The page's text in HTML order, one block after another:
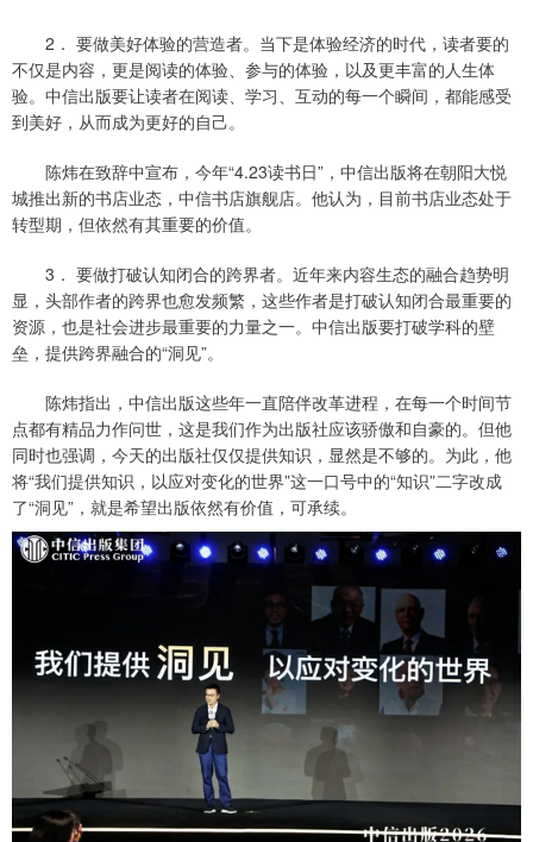
2． 要做美好体验的营造者。当下是体验经济的时代，读者要的
不仅是内容，更是阅读的体验、参与的体验，以及更丰富的人生体
验。中信出版要让读者在阅读、学习、互动的每一个瞬间，都能感受
到美好，从而成为更好的自己。
陈炜在致辞中宣布，今年“4.23读书日”，中信出版将在朝阳大悦
城推出新的书店业态，中信书店旗舰店。他认为，目前书店业态处于
转型期，但依然有其重要的价值。
3． 要做打破认知闭合的跨界者。近年来内容生态的融合趋势明
显，头部作者的跨界也愈发频繁，这些作者是打破认知闭合最重要的
资源，也是社会进步最重要的力量之一。中信出版要打破学科的壁
垒，提供跨界融合的“洞见”。
陈炜指出，中信出版这些年一直陪伴改革进程，在每一个时间节
点都有精品力作问世，这是我们作为出版社应该骄傲和自豪的。但他
同时也强调，今天的出版社仅仅提供知识，显然是不够的。为此，他
将“我们提供知识，以应对变化的世界”这一口号中的“知识”二字改成
了“洞见”，就是希望出版依然有价值，可承续。